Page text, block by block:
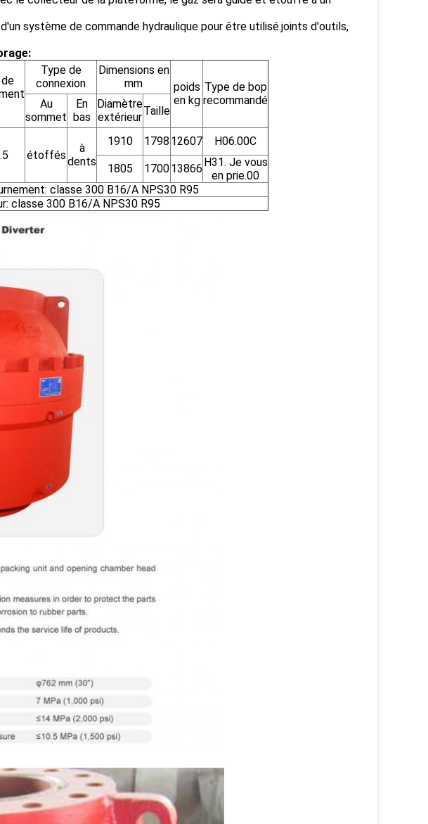
système de commande hydraulique pour être utilisé.joints d'outils,
Type de
connexion
Dimensions en
mm
poids
en kg
Type de bop
recommandé
Au
sommet
En
bas
Diamètre
extérieurTaille
étoffés
à
dents
1910 179812607
H06.00C
1805 170013866 H31. Je vous
en prie.00
classe 300 B16/A NPS30 R95
classe 300 B16/A NPS30 R95